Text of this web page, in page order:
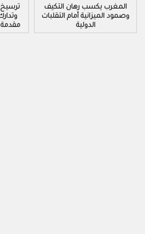
ترسيخ
مقدمة
المغرب يكسب رهان التكيف
وصمود الميزانية أمام التقلبات
الدولية